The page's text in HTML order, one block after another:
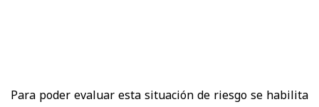
Para poder evaluar esta situación de riesgo se habilita